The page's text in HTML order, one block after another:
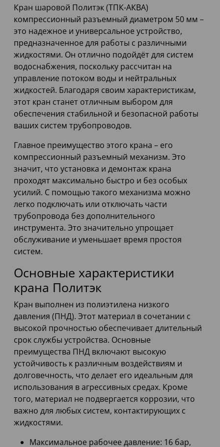
Кран шаровой Политэк (ТПК-АКВА)
компрессионный разъемный диаметром 50 мм –
это надежное и универсальное устройство,
предназначенное для работы с различными
жидкостями. Он отлично подойдёт для систем
водоснабжения, поскольку рассчитан на
управление потоком воды и нейтральных
жидкостей. Благодаря своим характеристикам,
этот кран станет отличным выбором для
обеспечения стабильной и безопасной работы
ваших систем трубопроводов.
Главное преимущество этого крана – его
компрессионный разъемный механизм. Это
значит, что установка и демонтаж крана
проходят максимально быстро и без особых
усилий. С помощью такого механизма можно
легко подключать или отключать части
трубопровода без дополнительного
инструмента. Это значительно упрощает
обслуживание и уменьшает время простоя
систем.
Основные характеристики
крана Политэк
Кран выполнен из полиэтилена низкого
давления (ПНД). Этот материал в сочетании с
высокой прочностью обеспечивает длительный
срок службы устройства. Основные
преимущества ПНД включают высокую
устойчивость к различным воздействиям и
долговечность, что делает его идеальным для
использования в агрессивных средах. Кроме
того, материал не подвергается коррозии, что
важно для любых систем, контактирующих с
жидкостями.
Максимальное рабочее давление: 16 бар,